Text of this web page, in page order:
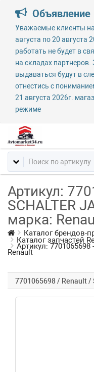
Объявление
Уважаемые клиенты
августа по 20 августа
работать не будет в
на складах
выдаваться будут в
отнестись с
21 августа 2026г.
режиме
Артикул:
SCHALTER
марка:
Каталог брендов-
Каталог запчастей
Артикул: 7701065698
Renault
7701065698 / Renault /